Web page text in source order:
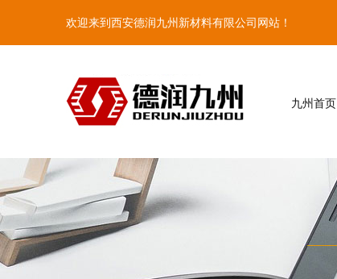
欢迎来到西安德润九州新材料有限公司网站！
九州首页